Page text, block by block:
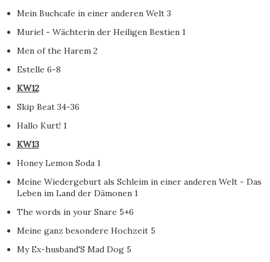
Mein Buchcafe in einer anderen Welt 3
Muriel - Wächterin der Heiligen Bestien 1
Men of the Harem 2
Estelle 6-8
KW12
Skip Beat 34-36
Hallo Kurt! 1
KW13
Honey Lemon Soda 1
Meine Wiedergeburt als Schleim in einer anderen Welt - Das
Leben im Land der Dämonen 1
The words in your Snare 5+6
Meine ganz besondere Hochzeit 5
My Ex-husband'S Mad Dog 5